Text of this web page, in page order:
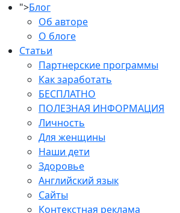
">Блог
Об авторе
О блоге
Статьи
Партнерские программы
Как заработать
БЕСПЛАТНО
ПОЛЕЗНАЯ ИНФОРМАЦИЯ
Личность
Для женщины
Наши дети
Здоровье
Английский язык
Сайты
Контекстная реклама